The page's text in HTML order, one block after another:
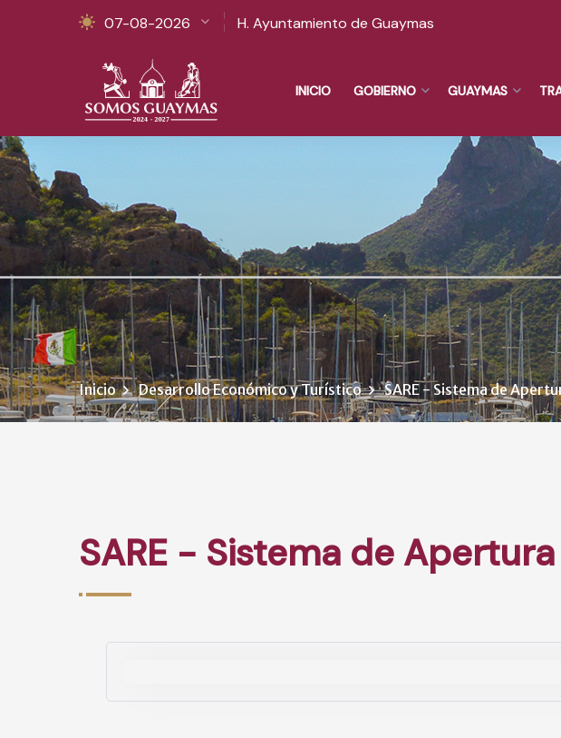
07-08-2026 H. Ayuntamiento de Guaymas
INICIO GOBIERNO GUAYMAS
Inicio Desarrollo Económico y Turístico SARE - Sistema de
SARE - Sistema de